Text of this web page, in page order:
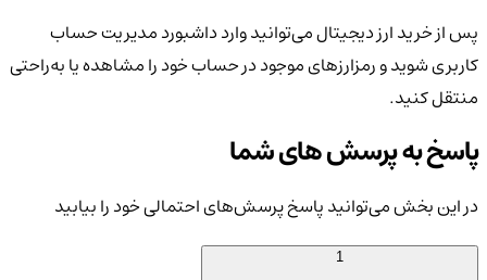
پس از خرید ارز دیجیتال می‌توانید وارد داشبورد مدیریت حساب
کاربری شوید و رمزارزهای موجود در حساب خود را مشاهده یا به‌راحتی
منتقل کنید.
پاسخ به پرسش های شما
در این بخش می‌توانید پاسخ پرسش‌های احتمالی خود را بیابید